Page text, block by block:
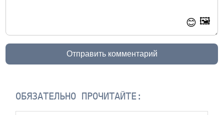
😊 🖼️
Отправить комментарий
ОБЯЗАТЕЛЬНО ПРОЧИТАЙТЕ: